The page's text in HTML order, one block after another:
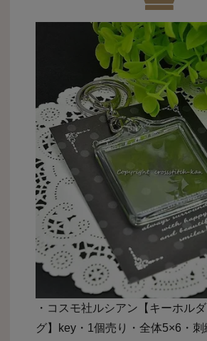
・コスモ社ルシアン【キーホル
グ】key・1個売り・全体5×6・